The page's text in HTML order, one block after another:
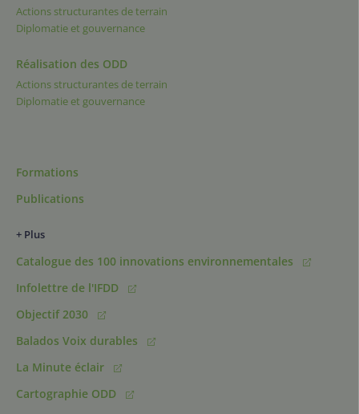
Actions structurantes de terrain
Diplomatie et gouvernance
Réalisation des ODD
Actions structurantes de terrain
Diplomatie et gouvernance
Formations
Publications
+ Plus
Catalogue des 100 innovations environnementales
Infolettre de l'IFDD
Objectif 2030
Balados Voix durables
La Minute éclair
Cartographie ODD